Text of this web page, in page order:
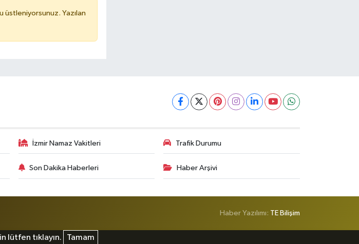
üstleniyorsunuz. Yazılan
İzmir Namaz Vakitleri Trafik Durumu
Son Dakika Haberleri Haber Arşivi
Haber Yazılımı: TE Bilişim
lütfen tıklayın. Tamam